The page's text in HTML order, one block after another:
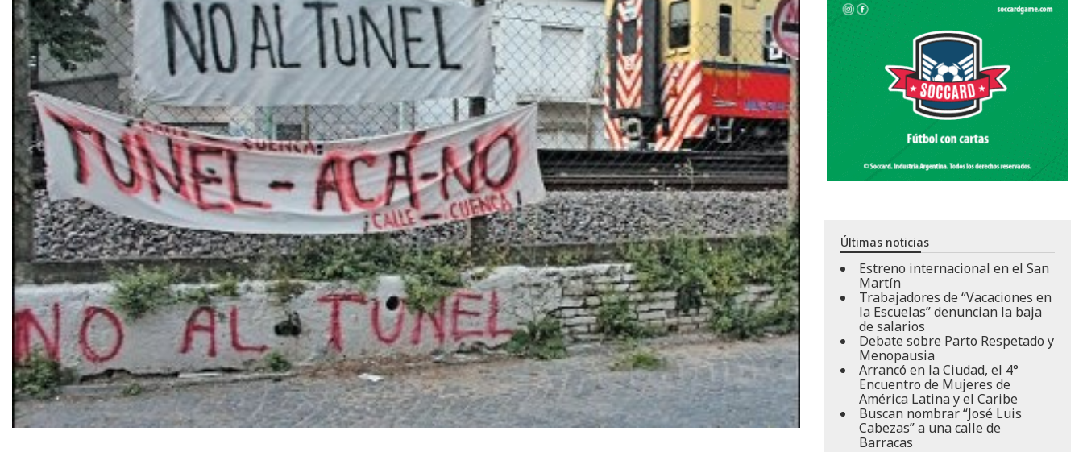
Últimas noticias
Estreno internacional en el San
Martín
Trabajadores de “Vacaciones en
la Escuelas” denuncian la baja
de salarios
Debate sobre Parto Respetado y
Menopausia
Arrancó en la Ciudad, el 4°
Encuentro de Mujeres de
América Latina y el Caribe
Buscan nombrar “José Luis
Cabezas” a una calle de
Barracas